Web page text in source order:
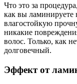
Что это за
как вы
влагостойкую
никакие
волос. Только, как
долговечный.
Эффект от